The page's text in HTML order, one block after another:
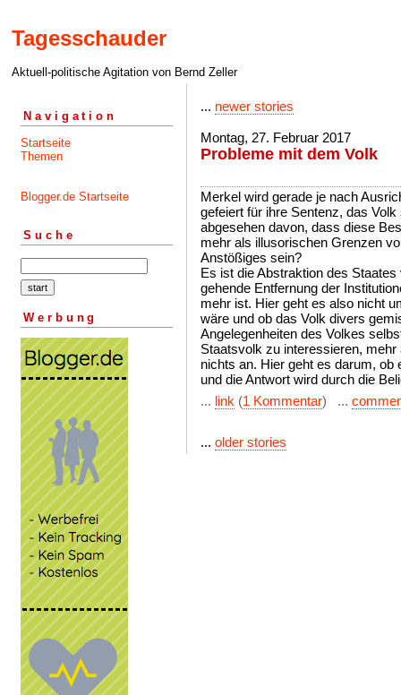
Tagesschauder
Aktuell-politische Agitation von Bernd Zeller
Navigation
Startseite
Themen
Blogger.de Startseite
Suche
Werbung
... newer stories
Montag, 27. Februar 2017
Probleme mit dem Volk
Merkel wird gerade je nach
gefeiert für ihre Sentenz, das
abgesehen davon, dass diese
mehr als illusorischen Grenzen
Anstößiges sein?
Es ist die Abstraktion des
gehende Entfernung der
mehr ist. Hier geht es also nicht
wäre und ob das Volk divers
Angelegenheiten des Volkes
Staatsvolk zu interessieren,
nichts an. Hier geht es darum,
und die Antwort wird durch die
... link (1 Kommentar) ...
... older stories